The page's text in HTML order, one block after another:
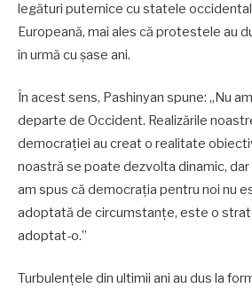
legături puternice cu statele
Europeană, mai ales că protestele au
în urmă cu șase ani.
În acest sens, Pashinyan spune: „Nu
departe de Occident. Realizările
democrației au creat o realitate
noastră se poate dezvolta dinamic,
am spus că democrația pentru noi nu
adoptată de circumstanțe, este o
adoptat-o.”
Turbulențele din ultimii ani au dus la